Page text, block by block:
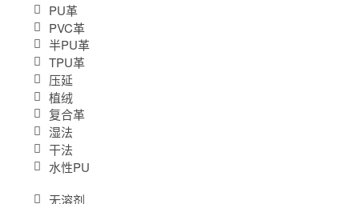
PU革
PVC革
半PU革
TPU革
压延
植绒
复合革
湿法
干法
水性PU
无溶剂